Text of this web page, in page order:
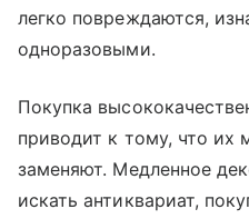
легко повреждаются,
одноразовыми.
Покупка
приводит к тому, что
заменяют. Медленное
искать антиквариат,